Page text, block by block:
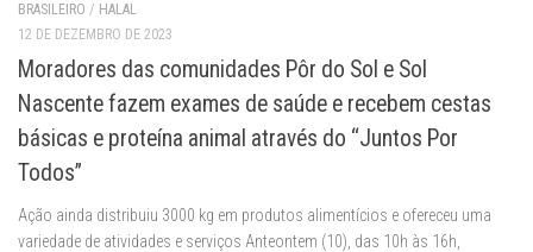
BRASILEIRO / HALAL
12 DE DEZEMBRO DE 2023
Moradores das comunidades Pôr do Sol e Sol
Nascente fazem exames de saúde e recebem cestas
básicas e proteína animal através do “Juntos Por
Todos”
Ação ainda distribuiu 3000 kg em produtos alimentícios e ofereceu uma
variedade de atividades e serviços Anteontem (10), das 10h às 16h,